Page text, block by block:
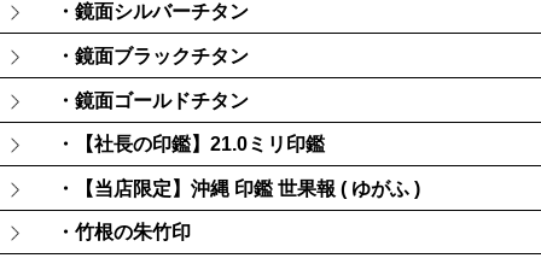
・鏡面シルバーチタン
・鏡面ブラックチタン
・鏡面ゴールドチタン
・【社長の印鑑】21.0ミリ印鑑
・【当店限定】沖縄 印鑑 世果報 ( ゆがふ )
・竹根の朱竹印